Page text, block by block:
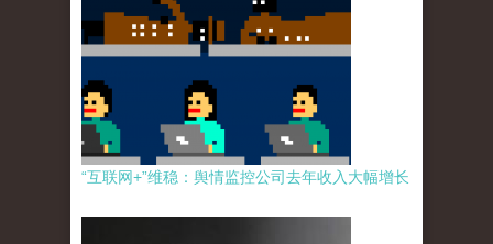
“互联网+”维稳：舆情监控公司去年收入大幅增长